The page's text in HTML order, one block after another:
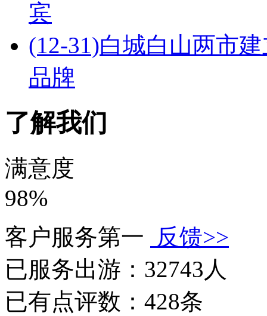
宾
(12-31)白城白山两市
品牌
了解我们
满意度
98%
客户服务第一
反馈>>
已服务出游： 32743人
已有点评数： 428条